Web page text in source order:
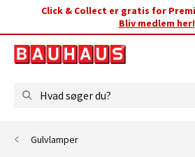
Click & Collect er gratis for
Bliv medlem her!
Hvad søger du?
Gulvlamper